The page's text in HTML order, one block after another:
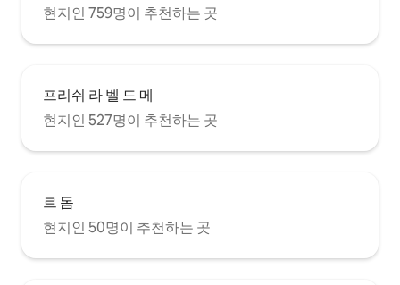
현지인 759명이 추천하는 곳
프리쉬 라 벨 드 메
현지인 527명이 추천하는 곳
르 돔
현지인 50명이 추천하는 곳